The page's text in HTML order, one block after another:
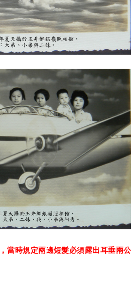
當時規定兩邊短髮必須露出耳垂兩公